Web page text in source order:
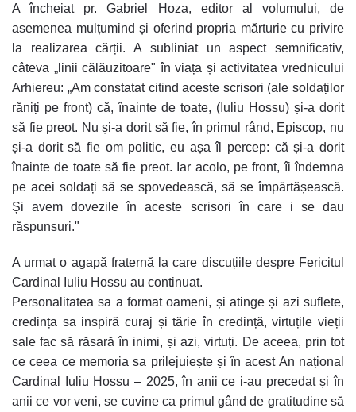
A încheiat pr. Gabriel Hoza, editor al volumului, de
asemenea mulțumind și oferind propria mărturie cu privire
la realizarea cărții. A subliniat un aspect semnificativ,
câteva „linii călăuzitoare" în viața și activitatea vrednicului
Arhiereu: „Am constatat citind aceste scrisori (ale soldaților
răniți pe front) că, înainte de toate, (Iuliu Hossu) și-a dorit
să fie preot. Nu și-a dorit să fie, în primul rând, Episcop, nu
și-a dorit să fie om politic, eu așa îl percep: că și-a dorit
înainte de toate să fie preot. Iar acolo, pe front, îi îndemna
pe acei soldați să se spovedească, să se împărtășească.
Și avem dovezile în aceste scrisori în care i se dau
răspunsuri."
A urmat o agapă fraternă la care discuțiile despre Fericitul
Cardinal Iuliu Hossu au continuat.
Personalitatea sa a format oameni, și atinge și azi suflete,
credința sa inspiră curaj și tărie în credință, virtuțile vieții
sale fac să răsară în inimi, și azi, virtuți. De aceea, prin tot
ce ceea ce memoria sa prilejuiește și în acest An național
Cardinal Iuliu Hossu – 2025, în anii ce i-au precedat și în
anii ce vor veni, se cuvine ca primul gând de gratitudine să